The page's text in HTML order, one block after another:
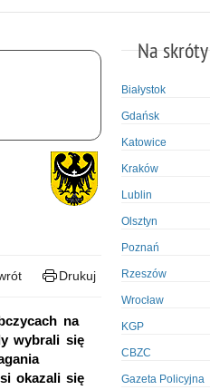
Drukuj
na
wybrali się
okazali się
Na skróty
Białystok
Gdańsk
Katowice
Kraków
Lublin
Olsztyn
Poznań
Rzeszów
Wrocław
KGP
CBZC
Gazeta Policyjna